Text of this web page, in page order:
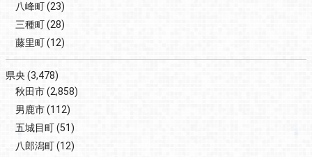
八峰町(23)
三種町(28)
藤里町(12)
県央(3,478)
秋田市(2,858)
男鹿市(112)
五城目町(51)
八郎潟町(12)